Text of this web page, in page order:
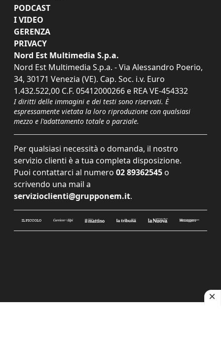
PODCAST
I VIDEO
GERENZA
PRIVACY
Nord Est Multimedia S.p.a.
Nord Est Multimedia S.p.a. - Via Alessandro Poerio,
34, 30171 Venezia (VE). Cap. Soc. i.v. Euro
1.432.522,00 C.F. 05412000266 e REA VE-454332
I diritti delle immagini e dei testi sono riservati. È
espressamente vietata la loro riproduzione con qualsiasi
mezzo e l'adattamento totale o parziale.
Per qualsiasi necessità o domanda, il nostro
servizio clienti è a tua completa disposizione.
Puoi contattarci al numero 02 89362545 o
scrivendo una mail a
servizioclienti@grupponem.it.